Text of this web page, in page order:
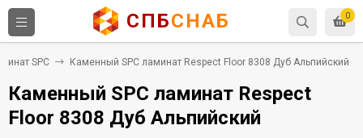
0
СПБСНАБ
SPC Каменный SPC ламинат Respect Floor 8308 Дуб Альпийский
Каменный SPC ламинат Respect
Floor 8308 Дуб Альпийский